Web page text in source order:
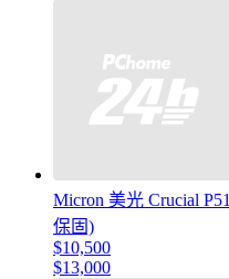
Micron 美光 Crucial
保固)
$10,500
$13,000